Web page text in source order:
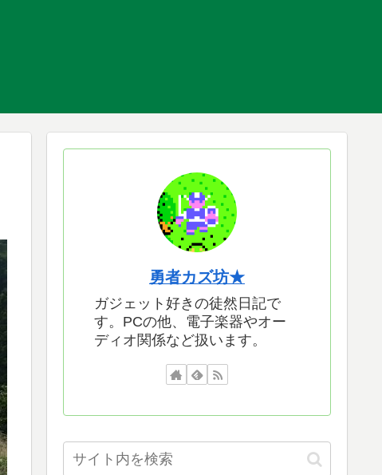
勇者カズ坊★
ガジェット好きの徒然日記で
す。PCの他、電子楽器やオー
ディオ関係など扱います。